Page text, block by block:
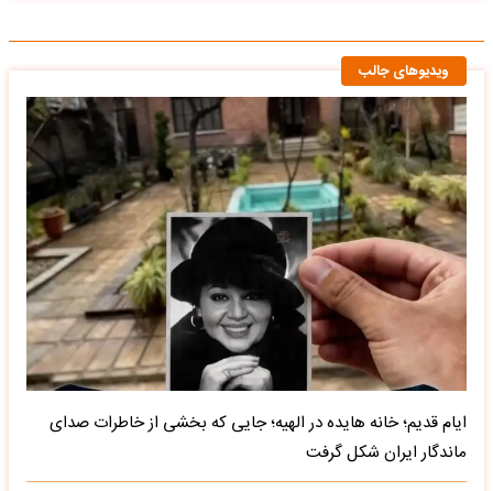
ویدیوهای جالب
ایام قدیم؛ خانه هایده در الهیه؛ جایی که بخشی از خاطرات صدای
ماندگار ایران شکل گرفت